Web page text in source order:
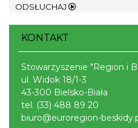
Warsztaty edukacyjne
Szczyrk
ODSŁUCHAJ
KONTAKT
Stowarzyszenie "Region i
ul. Widok 18/1-3
43-300 Bielsko-Biała
tel. (33) 488 89 20
biuro@euroregion-